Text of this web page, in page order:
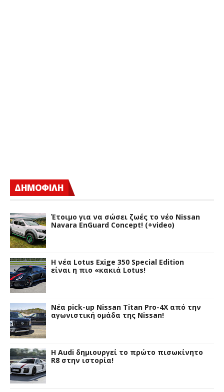
ΔΗΜΟΦΙΛΗ
Έτοιμο για να σώσει ζωές το νέο Nissan
Navara EnGuard Concept! (+video)
H νέα Lotus Exige 350 Special Edition
είναι η πιο «κακιά Lotus!
Νέα pick-up Nissan Titan Pro-4X από την
αγωνιστική ομάδα της Nissan!
Η Audi δημιουργεί το πρώτο πισωκίνητο
R8 στην ιστορία!